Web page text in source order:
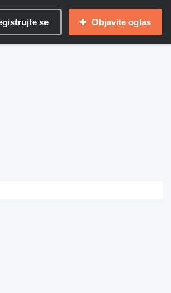
se Objavite oglas